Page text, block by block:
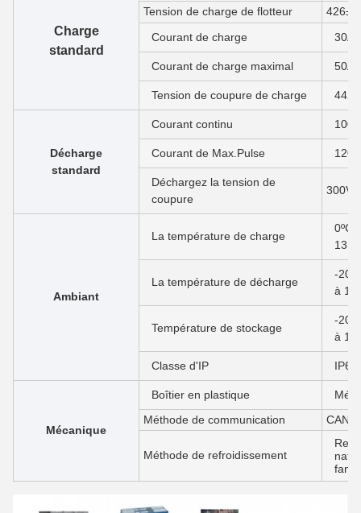
Charge
standard
Tension de charge de flotteur
Courant de charge
30A
Courant de charge maximal 50A
Tension de coupure de charge
Décharge
standard
Courant continu 100A
Courant de Max.Pulse
Déchargez la tension de
coupure
Ambiant
La température de charge
0ºC
La température de décharge
-
à
Température de stockage
-
à
Classe d'IP
Mécanique
Boîtier en plastique
Méthode de communication
CAN/
Méthode de refroidissement
fan/